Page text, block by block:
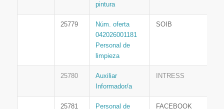
pintura
25779
Núm. oferta
042026001181
Personal de
limpieza
SOIB
25780
Auxiliar
Informador/a
INTRESS
25781
Personal de
FACEBOOK